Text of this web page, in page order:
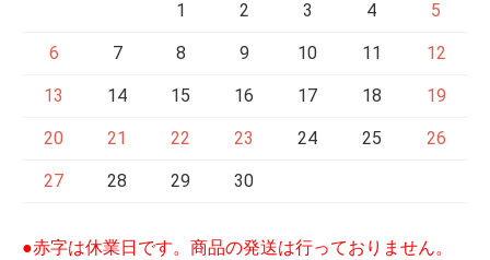
1 2 3 4 5
6 7 8 9 10 11 12
13 14 15 16 17 18 19
20 21 22 23 24 25 26
27 28 29 30
●赤字は休業日です。商品の発送は行っておりません。